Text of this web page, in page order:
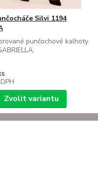
Silvi 1194
punčochové kalhoty
Zvolit variantu